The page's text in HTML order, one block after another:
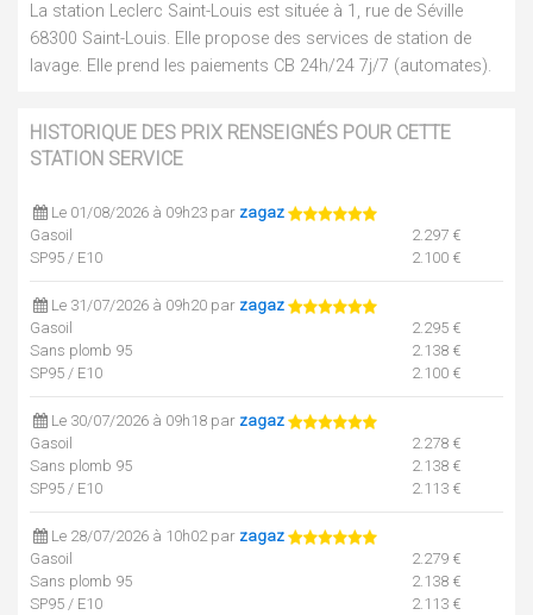
La station Leclerc Saint-Louis est située à 1, rue de Séville
68300 Saint-Louis. Elle propose des services de station de
lavage. Elle prend les paiements CB 24h/24 7j/7 (automates).
HISTORIQUE DES PRIX RENSEIGNÉS POUR CETTE
STATION SERVICE
Le 01/08/2026 à 09h23 par zagaz
Gasoil
2.297 €
SP95 / E10
2.100 €
Le 31/07/2026 à 09h20 par zagaz
Gasoil
2.295 €
Sans plomb 95
2.138 €
SP95 / E10
2.100 €
Le 30/07/2026 à 09h18 par zagaz
Gasoil
2.278 €
Sans plomb 95
2.138 €
SP95 / E10
2.113 €
Le 28/07/2026 à 10h02 par zagaz
Gasoil
2.279 €
Sans plomb 95
2.138 €
SP95 / E10
2.113 €